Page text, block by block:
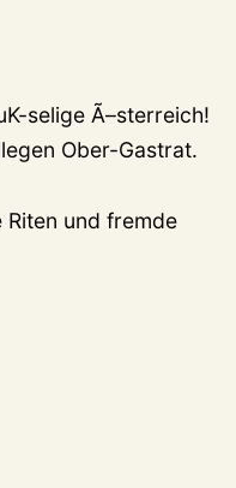
selige Ã–sterreich!
Ober-Gastrat.
und fremde